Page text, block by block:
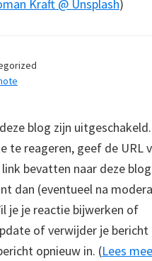
Kraft @ Unsplash)
blog zijn
te reageren, geef de URL
bevatten naar deze
dan (eventueel na
je je reactie bijwerken of
of verwijder je bericht
opnieuw in. (Lees